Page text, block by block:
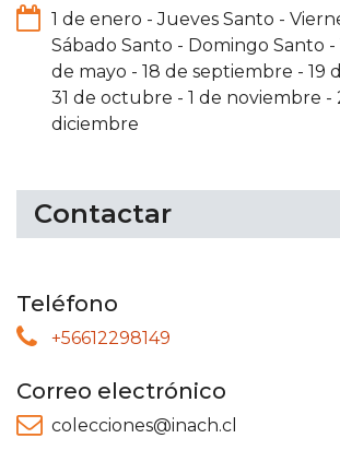
1 de enero -Jueves Santo -
Sábado Santo - Domingo Santo -
de mayo - 18 de septiembre - 19
31 de octubre - 1 de noviembre -
diciembre
Contactar
Teléfono
+56612298149
Correo electrónico
colecciones@inach.cl